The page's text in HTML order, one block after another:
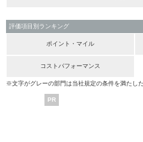
評価項目別ランキング
ポイント・マイル
コストパフォーマンス
※文字がグレーの部門は当社規定の条件を満たし
PR